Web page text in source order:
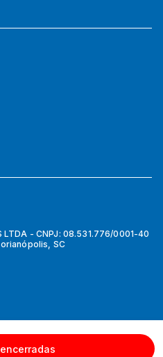
LTDA - CNPJ: 08.531.776/0001-40
SC